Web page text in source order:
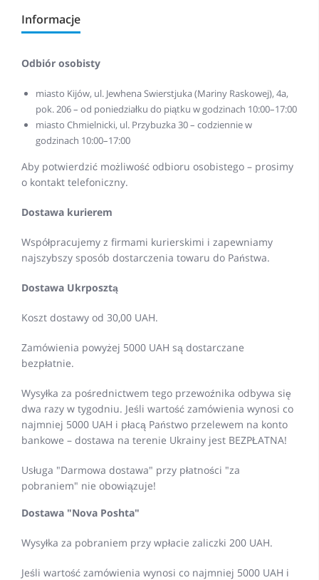
Informacje
Odbiór osobisty
miasto Kijów, ul. Jewhena Swierstjuka (Mariny Raskowej), 4a,
pok. 206 – od poniedziałku do piątku w godzinach 10:00–17:00
miasto Chmielnicki, ul. Przybuzka 30 – codziennie w
godzinach 10:00–17:00
Aby potwierdzić możliwość odbioru osobistego – prosimy
o kontakt telefoniczny.
Dostawa kurierem
Współpracujemy z firmami kurierskimi i zapewniamy
najszybszy sposób dostarczenia towaru do Państwa.
Dostawa Ukrposztą
Koszt dostawy od 30,00 UAH.
Zamówienia powyżej 5000 UAH są dostarczane
bezpłatnie.
Wysyłka za pośrednictwem tego przewoźnika odbywa się
dwa razy w tygodniu. Jeśli wartość zamówienia wynosi co
najmniej 5000 UAH i płacą Państwo przelewem na konto
bankowe – dostawa na terenie Ukrainy jest BEZPŁATNA!
Usługa "Darmowa dostawa" przy płatności "za
pobraniem" nie obowiązuje!
Dostawa "Nova Poshta"
Wysyłka za pobraniem przy wpłacie zaliczki 200 UAH.
Jeśli wartość zamówienia wynosi co najmniej 5000 UAH i